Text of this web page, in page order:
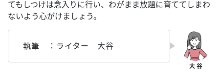
てもしつけは念入りに行い、わがまま放題に育ててしまわ
ないよう心がけましょう。
執筆 ：ライター 大谷